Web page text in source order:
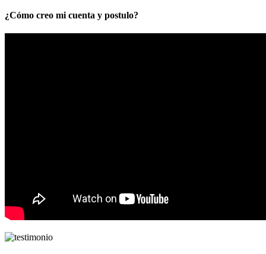
¿Cómo creo mi cuenta y postulo?